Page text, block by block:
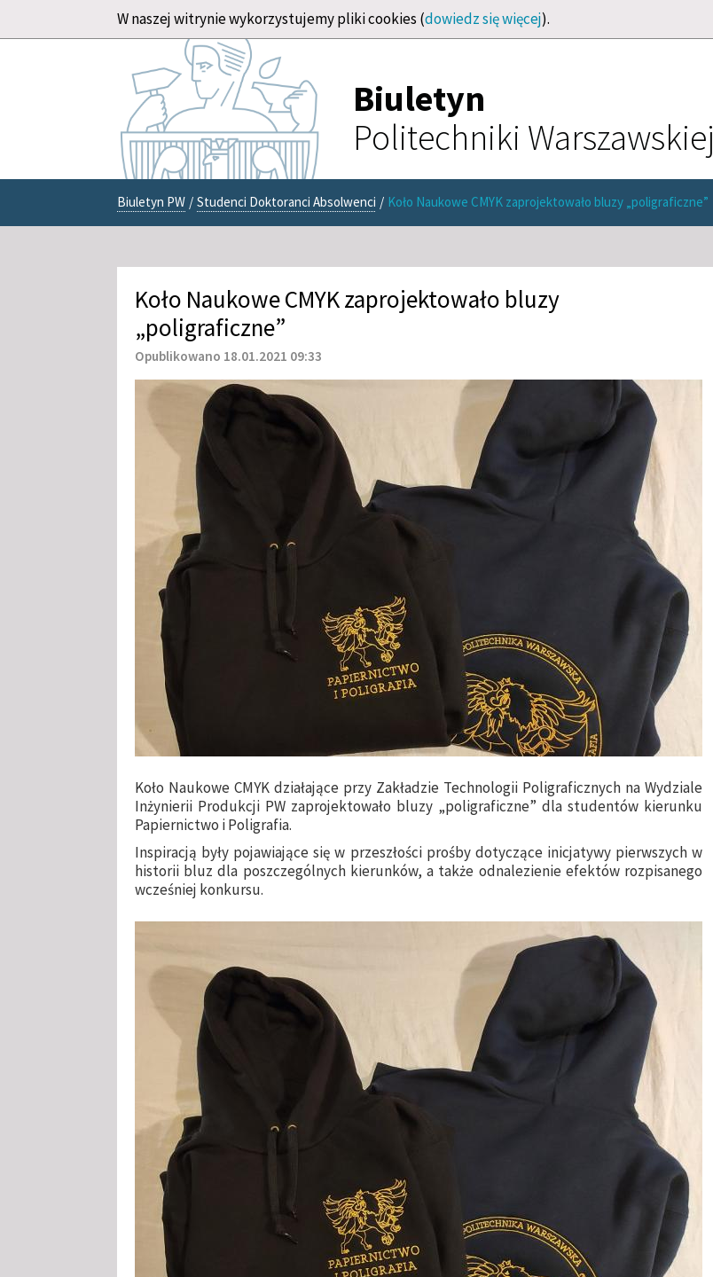
W naszej witrynie wykorzystujemy pliki cookies (dowiedz się więcej).
Biuletyn
Politechniki Warszawskiej
Biuletyn PW / Studenci Doktoranci Absolwenci / Koło Naukowe CMYK zaprojektowało bluzy „poligraficzne”
Koło Naukowe CMYK zaprojektowało bluzy
„poligraficzne”
Opublikowano 18.01.2021 09:33
Koło Naukowe CMYK działające przy Zakładzie Technologii Poligraficznych na Wydziale
Inżynierii Produkcji PW zaprojektowało bluzy „poligraficzne” dla studentów kierunku
Papiernictwo i Poligrafia.
Inspiracją były pojawiające się w przeszłości prośby dotyczące inicjatywy pierwszych w
historii bluz dla poszczególnych kierunków, a także odnalezienie efektów rozpisanego
wcześniej konkursu.